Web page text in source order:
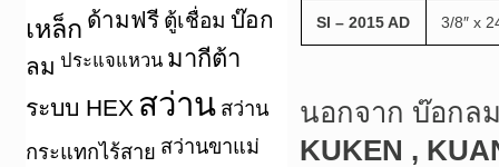
เหล็ก ด้ามฟรี ตู้เชื่อม บ๊อก
ลม ประแจแหวน มากีต้า
ระบบ HEX สว่าน สว่าน
กระแทกไร้สาย สว่านขาแม่
SI – 2015 AD 3/8″ x
นอกจาก บ๊อกล
KUKEN ,